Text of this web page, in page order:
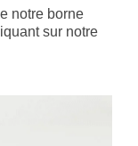
notre borne
sur notre